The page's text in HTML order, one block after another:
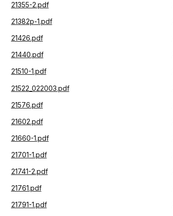
21355-2.pdf
21382p-1.pdf
21426.pdf
21440.pdf
21510-1.pdf
21522_022003.pdf
21576.pdf
21602.pdf
21660-1.pdf
21701-1.pdf
21741-2.pdf
21761.pdf
21791-1.pdf